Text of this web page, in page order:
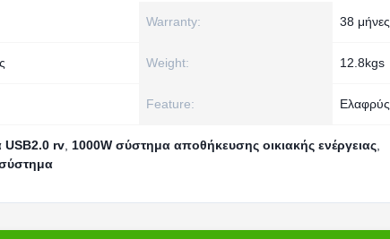
Warranty: 38 μήνες
Weight: 12.8kgs
Feature: Ελαφρύς,
USB2.0 rv 1000W σύστημα αποθήκευσης οικιακής ενέργειας